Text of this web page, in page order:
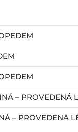
– PROVEDENÁ
– PROVEDENÁ